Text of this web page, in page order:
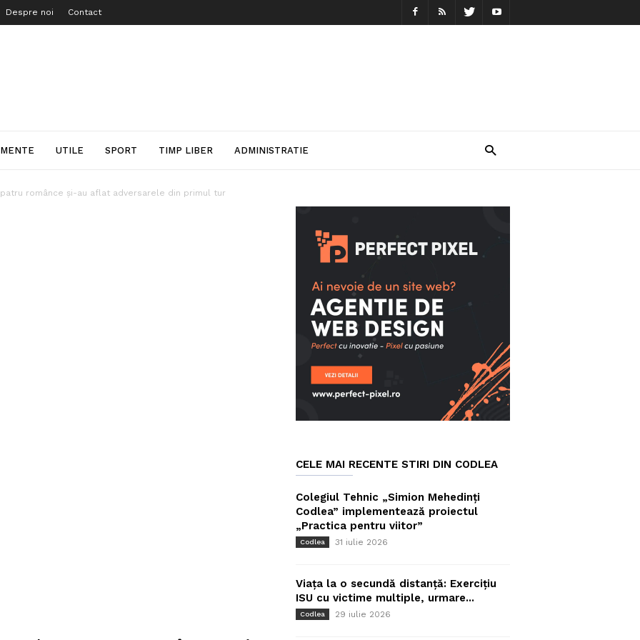
Despre noi Contact
UTILE SPORT TIMP LIBER ADMINISTRATIE
românce şi-au aflat adversarele din primul tur
CELE MAI RECENTE STIRI DIN CODLEA
Colegiul Tehnic „Simion Mehedinți
Codlea” implementează proiectul
„Practica pentru viitor”
Codlea 31 iulie 2026
Viața la o secundă distanță: Exercițiu
ISU cu victime multiple, urmare...
Codlea 29 iulie 2026